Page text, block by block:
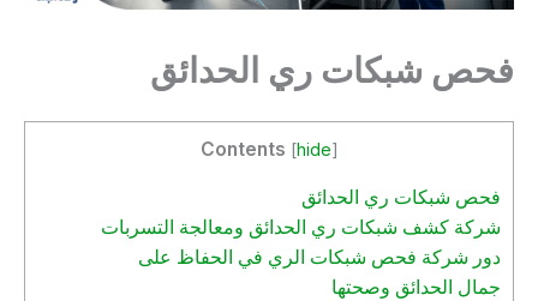
فحص شبكات ري الحدائق
Contents [hide]
فحص شبكات ري الحدائق
شركة كشف شبكات ري الحدائق ومعالجة التسربات
دور شركة فحص شبكات الري في الحفاظ على
جمال الحدائق وصحتها